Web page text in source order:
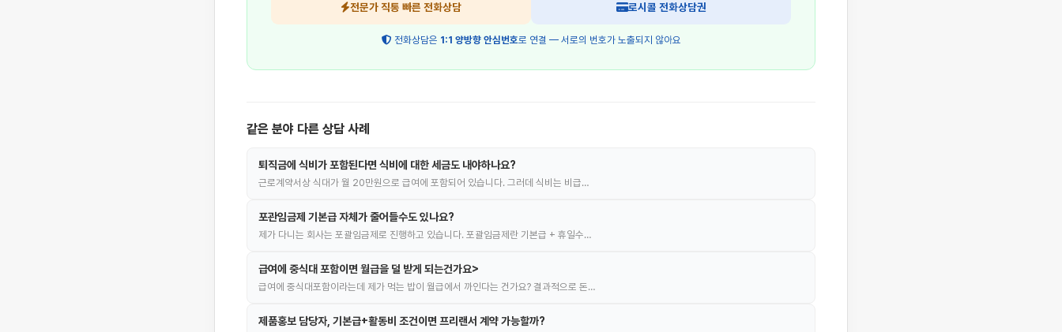
전문가 직통 빠른 전화상담 로시콜 전화상담권
전화상담은 1:1 양방향 안심번호로 연결 — 서로의 번호가 노출되지 않아요
같은 분야 다른 상담 사례
퇴직금에 식비가 포함된다면 식비에 대한 세금도 내야하나요?
근로계약서상 식대가 월 20만원으로 급여에 포함되어 있습니다. 그러데 식비는 비급…
포관임금제 기본급 자체가 줄어들수도 있나요?
제가 다니는 회사는 포괄임금제로 진행하고 있습니다. 포괄임금제란 기본급 + 휴일수…
급여에 중식대 포함이면 월급을 덜 받게 되는건가요>
급여에 중식대포함이라는데 제가 먹는 밥이 월급에서 까인다는 건가요? 결과적으로 돈…
제품홍보 담당자, 기본급+활동비 조건이면 프리랜서 계약 가능할까?